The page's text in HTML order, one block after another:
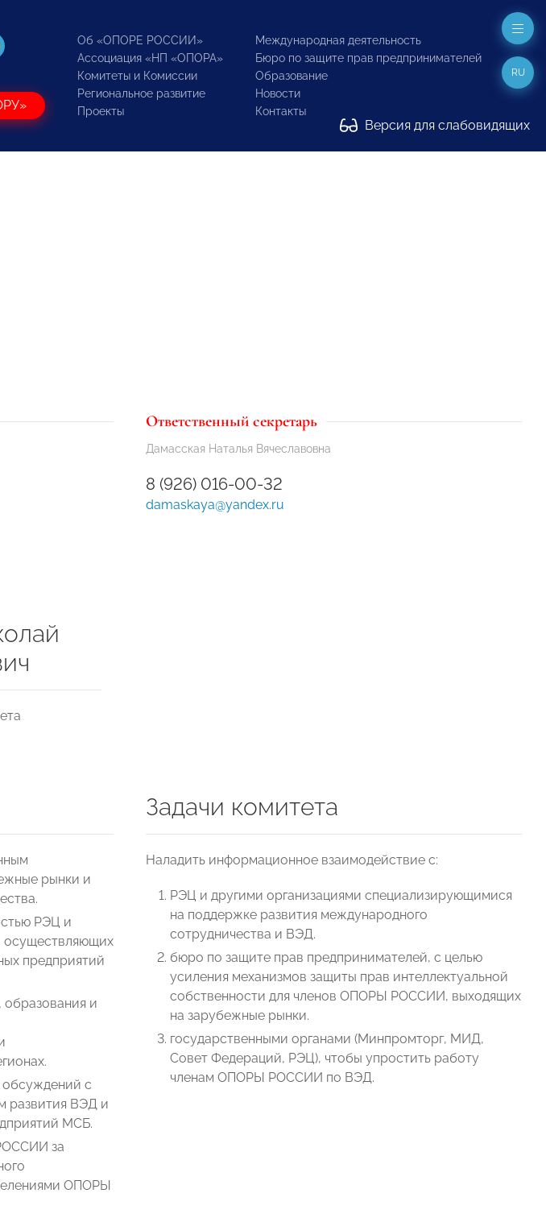
Об «ОПОРЕ РОССИИ»
Ассоциация «НП «ОПОРА»
Комитеты и Комиссии
Региональное развитие
Проекты
Международная деятельность
Бюро по защите прав предпринимателей
Образование
Новости
Контакты
Версия для слабовидящих
RU
Ответственный секретарь
Дамасская Наталья Вячеславовна
8 (926) 016-00-32
damaskaya@yandex.ru
рынки и
РЭЦ и
осуществляющих
предприятий
и
обсуждений с
ВЭД и
МСБ.
за
ОПОРЫ
Задачи комитета
Наладить информационное взаимодействие с:
РЭЦ и другими организациями специализирующимися
на поддержке развития международного
сотрудничества и ВЭД.
бюро по защите прав предпринимателей, с целью
усиления механизмов защиты прав интеллектуальной
собственности для членов ОПОРЫ РОССИИ, выходящих
на зарубежные рынки.
государственными органами (Минпромторг, МИД,
Совет Федераций, РЭЦ), чтобы упростить работу
членам ОПОРЫ РОССИИ по ВЭД.